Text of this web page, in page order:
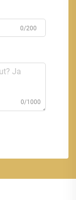
0/200
0/1000